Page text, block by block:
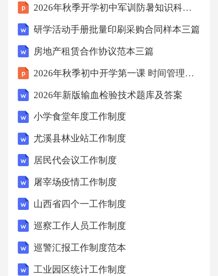
评估，确保信访工作制度的有效执行。2.监督检
查内容包括信访受理、办理、复查、复核等各
个环节的工作情况，重点检查信访事项的处理
是否及时、公正，处理结果是否符合法律法规
和政策要求，信访人的满意度等。3.对监督检查
中发现的问题，应及时督促整改，对违反信访
工作制度的行为，应严肃追究责任。（二）责
任追究1.对在资助信访工作中存在敷衍塞责、推
节轻重，给予批评教育、责令改正、通报批评
等处理。2.对因工作失误或不当处理导致信访事
项激化，造成不良影响的部门或
2026年秋季开学初中军训防暑知识科普班会
研学活动手册批量印刷采购合同样本三篇
房地产租赁合作协议范本三篇
2026年秋季初中开学第一课 时间管理与高效学习课件
2026年新版输血检验技术题库及答案
小学食堂年度工作制度
尤溪县林业站工作制度
居民代会议工作制度
屠宰场疫情工作制度
山西省四个一工作制度
巡察工作人员工作制度
巡警汇报工作制度范本
工业园区统计工作制度